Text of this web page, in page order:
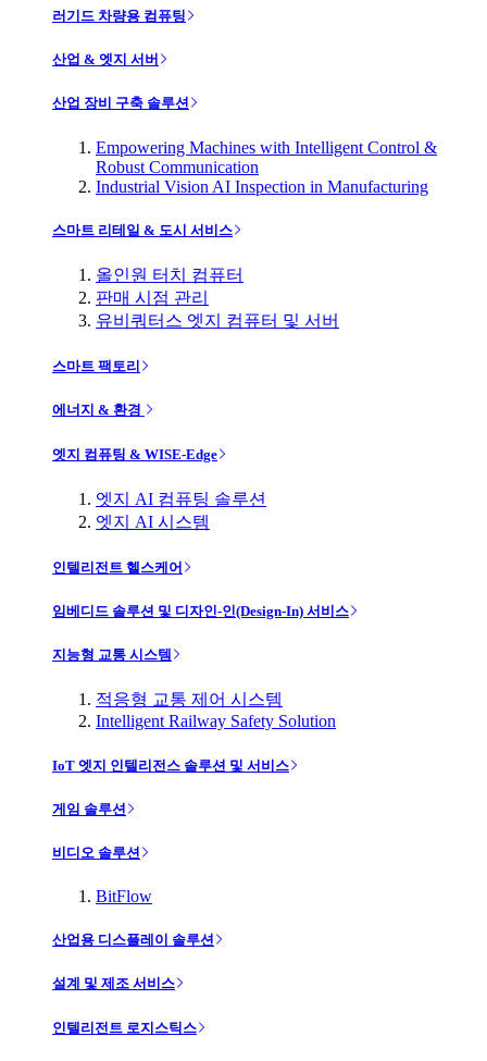
러기드 차량용 컴퓨팅
산업 & 엣지 서버
산업 장비 구축 솔루션
Empowering Machines with Intelligent Control &
Robust Communication
Industrial Vision AI Inspection in Manufacturing
스마트 리테일 & 도시 서비스
올인원 터치 컴퓨터
판매 시점 관리
유비쿼터스 엣지 컴퓨터 및 서버
스마트 팩토리
에너지 & 환경
엣지 컴퓨팅 & WISE-Edge
엣지 AI 컴퓨팅 솔루션
엣지 AI 시스템
인텔리전트 헬스케어
임베디드 솔루션 및 디자인-인(Design-In) 서비스
지능형 교통 시스템
적응형 교통 제어 시스템
Intelligent Railway Safety Solution
IoT 엣지 인텔리전스 솔루션 및 서비스
게임 솔루션
비디오 솔루션
BitFlow
산업용 디스플레이 솔루션
설계 및 제조 서비스
인텔리전트 로지스틱스